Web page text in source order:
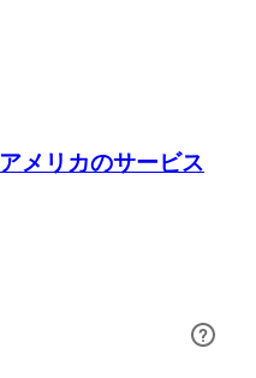
メリカのサービス